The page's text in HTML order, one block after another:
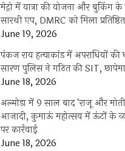
मेट्रो में यात्रा की योजना और बुकिंग के
सारथी एप, DMRC को मिला
June 19, 2026
पंकज राय हत्याकांड में अपराधियों
सारण पुलिस ने गठित की SIT,
June 18, 2026
अल्मोड़ा में 9 साल बाद ‘राजू और
आजादी, कुमाऊं महोत्सव में ऊंटों के
पर कार्रवाई
June 18, 2026